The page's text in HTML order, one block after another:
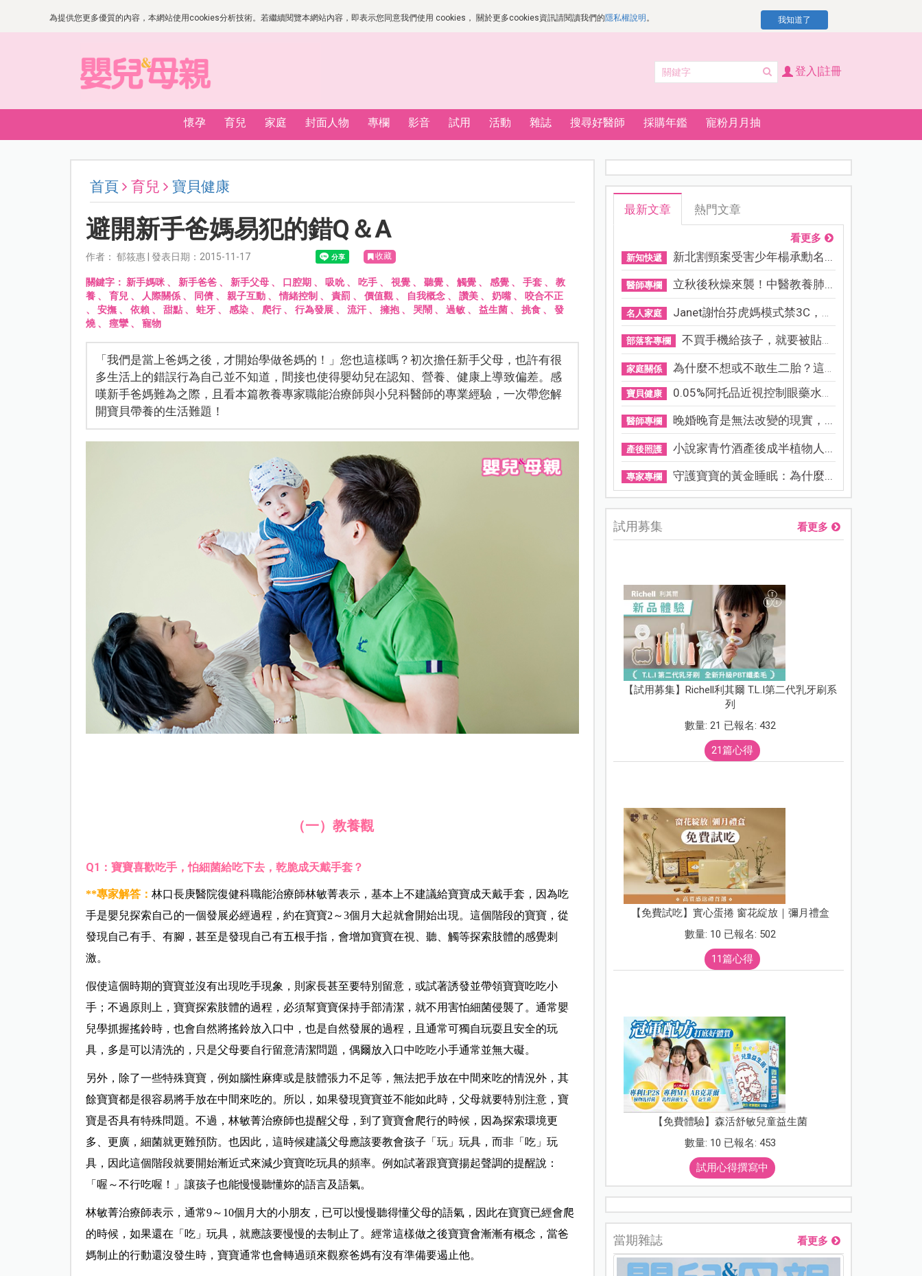
為提供您更多優質的內容，本網站使用cookies分析技術。若繼續閱覽本網站內容，即表示您同意我們使用 cookies， 關於更多cookies資訊請閱讀我們的隱私權說明 。 我知道了
登入|註冊
懷孕 育兒 家庭 封面人物 專欄 影音 試用 活動 雜誌 搜尋好醫師 採購年鑑 寵粉月月抽
首頁 育兒 寶貝健康
避開新手爸媽易犯的錯Q＆A
作者： 郁筱惠 | 發表日期：2015-11-17 收藏
關鍵字： 新手媽咪、 新手爸爸、 新手父母、 口腔期 、 吸吮、 吃手、 視覺、 聽覺、 觸覺、 感覺、 手套、 教
養、 育兒、 人際關係、 同儕、 親子互動、情緒控制 、 責罰 、 價值觀、 自我概念、 讚美、 奶嘴、
咬合不正
、 安撫、 依賴、 甜點、 蛀牙、 感染、 爬行、 行為發展、 流汗、 擁抱、 哭鬧 、 過敏、 益生菌、 挑食、 發
燒、 痙攣、 寵物
「我們是當上爸媽之後，才開始學做爸媽的！」您也這樣嗎？初次擔任新手父母，也許有很
多生活上的錯誤行為自己並不知道，間接也使得嬰幼兒在認知、營養、健康上導致偏差。感
嘆新手爸媽難為之際，且看本篇教養專家職能治療師與小兒科醫師的專業經驗，一次帶您解
開寶貝帶養的生活難題！
（一）教養觀
Q1 ：寶寶喜歡吃手，怕細菌給吃下去，乾脆成天戴手套？
**專家解答： 林口長庚醫院復健科職能治療師林敏菁表示，基本上不建議給寶寶成天戴手套，因為吃
手是嬰兒探索自己的一個發展必經過程，約在寶寶2～3個月大起就會開始出現。這個階段的寶寶，從
發現自己有手、有腳，甚至是發現自己有五根手指，會增加寶寶在視、聽、觸等探索肢體的感覺刺
激。
假使這個時期的寶寶並沒有出現吃手現象，則家長甚至要特別留意，或試著誘發並帶領寶寶吃吃小
手；不過原則上，寶寶探索肢體的過程，必須幫寶寶保持手部清潔，就不用害怕細菌侵襲了。通常嬰
兒學抓握搖鈴時，也會自然將搖鈴放入口中，也是自然發展的過程，且通常可獨自玩耍且安全的玩
具，多是可以清洗的，只是父母要自行留意清潔問題，偶爾放入口中吃吃小手通常並無大礙。
另外，除了一些特殊寶寶，例如腦性麻痺或是肢體張力不足等，無法把手放在中間來吃的情況外，其
餘寶寶都是很容易將手放在中間來吃的。所以，如果發現寶寶並不能如此時，父母就要特別注意，寶
寶是否具有特殊問題。不過，林敏菁治療師也提醒父母，到了寶寶會爬行的時候，因為探索環境更
多、更廣，細菌就更難預防。也因此，這時候建議父母應該要教會孩子「玩」玩具，而非「吃」玩
具，因此這個階段就要開始漸近式來減少寶寶吃玩具的頻率。例如試著跟寶寶揚起聲調的提醒說：
「喔～不行吃喔！」讓孩子也能慢慢聽懂妳的語言及語氣。
林敏菁治療師表示，通常9～10個月大的小朋友，已可以慢慢聽得懂父母的語氣，因此在寶寶已經會爬
的時候，如果還在「吃」玩具，就應該要慢慢的去制止了。經常這樣做之後寶寶會漸漸有概念，當爸
媽制止的行動還沒發生時，寶寶通常也會轉過頭來觀察爸媽有沒有準備要遏止他。
最新文章 熱門文章
看更多
新知快遞 新北割頸案受害少年楊承勳名...
醫師專欄 立秋後秋燥來襲！中醫教養肺...
名人家庭 Janet謝怡芬虎媽模式禁3C，看...
部落客專欄 不買手機給孩子，就要被貼「...
家庭關係 為什麼不想或不敢生二胎？這8...
寶貝健康 0.05%阿托品近視控制眼藥水納...
醫師專欄 晚婚晚育是無法改變的現實，...
產後照護 小說家青竹酒產後成半植物人...
專家專欄 守護寶寶的黃金睡眠：為什麼...
試用募集 看更多
【試用募集】Richell利其爾 T.L.I第二代乳牙刷系
列
數量: 21 已報名: 432
21篇心得
【免費試吃】實心蛋捲 窗花綻放｜彌月禮盒
數量: 10 已報名: 502
11篇心得
【免費體驗】森活舒敏兒童益生菌
數量: 10 已報名: 453
試用心得撰寫中
當期雜誌 看更多